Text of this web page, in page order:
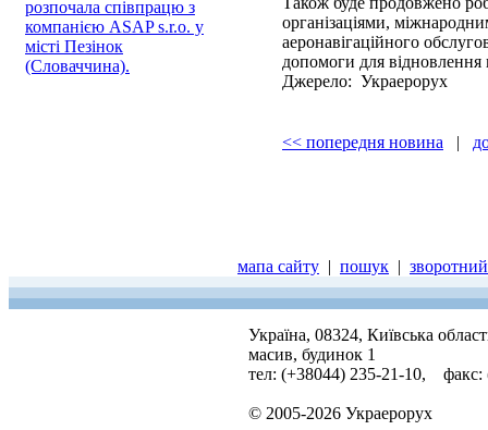
розпочала співпрацю з
компанією ASAP s.r.o. у
місті Пезінок
(Словаччина).
організаціями,
аеронавігаційного
допомоги для
Джерело: Украерорух
<< попередня новина |
мапа сайту | пошук |
Україна, 08324, Київська
масив, будинок 1
тел: (+38044) 235-21-10, факс:
© 2005-2026 Украерорух